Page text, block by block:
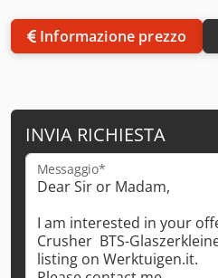
Informazione prezzo
INVIA RICHIESTA
Messaggio*